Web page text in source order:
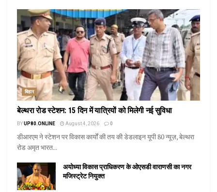
बिहार
बेल्थरा रोड स्टेशन: 15 दिन में यात्रियों को मिलेगी नई सुविधा
BYUP80.ONLINE August 4, 2026 0
डीआरएम ने स्टेशन पर विकास कार्यों की तय की डेडलाइन यूपी 80 न्यूज़, बेल्थरा
रोड अमृत भारत...
अयोध्या विकास प्राधिकरण के ओएसडी वाराणसी का नगर
मजिस्ट्रेट नियुक्त